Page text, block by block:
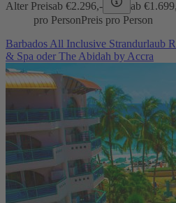
Alter Preisab €2.296,- ab €
pro PersonPreis pro Person
Barbados All Inclusive Strandurlaub
& Spa oder The Abidah by Accra